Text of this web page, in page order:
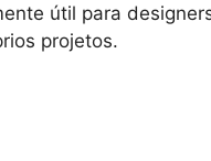
útil para
projetos.